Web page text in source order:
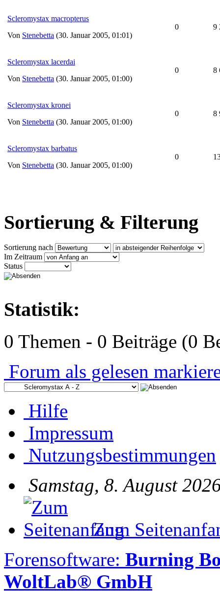
Scleromystax macropterus
Von Stenebetta (30. Januar 2005, 01:01)
0 9
Scleromystax lacerdai
Von Stenebetta (30. Januar 2005, 01:00)
0 8
Scleromystax kronei
Von Stenebetta (30. Januar 2005, 01:00)
0 8
Scleromystax barbatus
Von Stenebetta (30. Januar 2005, 01:00)
0
Sortierung & Filterung
Sortierung nach
Im Zeitraum
Status
Statistik:
0 Themen - 0 Beiträge (0
Forum als gelesen
Hilfe
Impressum
Nutzungsbestimmungen
Samstag, 8. August
Zum
Forensoftware: Burning
WoltLab® GmbH